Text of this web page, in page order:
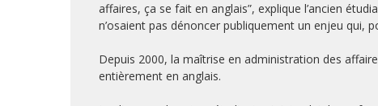
affaires, ça se fait en anglais”, explique l’ancien
n’osaient pas dénoncer publiquement un enjeu qui,
Depuis 2000, la maîtrise en administration des
entièrement en anglais.